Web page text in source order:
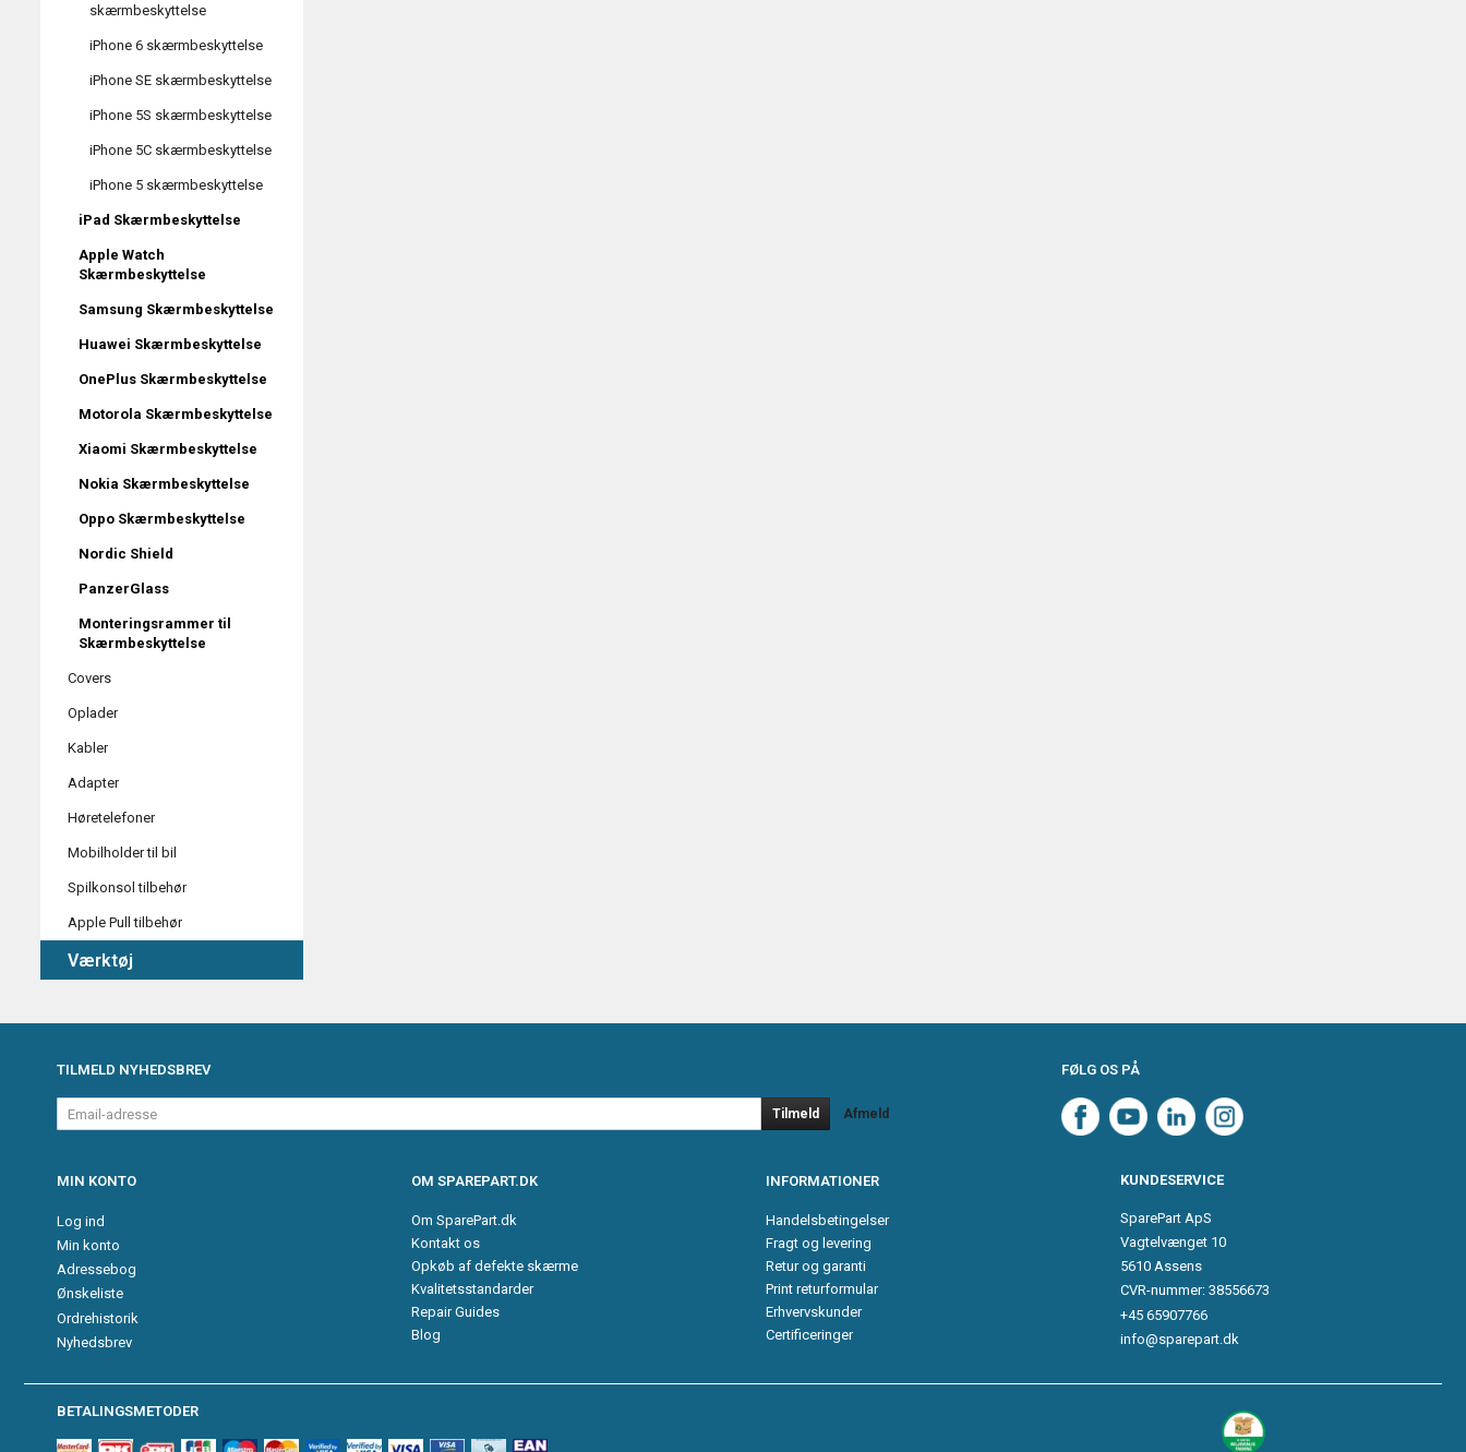
skærmbeskyttelse
iPhone 6 skærmbeskyttelse
iPhone SE skærmbeskyttelse
iPhone 5S skærmbeskyttelse
iPhone 5C skærmbeskyttelse
iPhone 5 skærmbeskyttelse
iPad Skærmbeskyttelse
Apple Watch
Skærmbeskyttelse
Samsung Skærmbeskyttelse
Huawei Skærmbeskyttelse
OnePlus Skærmbeskyttelse
Motorola Skærmbeskyttelse
Xiaomi Skærmbeskyttelse
Nokia Skærmbeskyttelse
Oppo Skærmbeskyttelse
Nordic Shield
PanzerGlass
Monteringsrammer til
Skærmbeskyttelse
Covers
Oplader
Kabler
Adapter
Høretelefoner
Mobilholder til bil
Spilkonsol tilbehør
Apple Pull tilbehør
Værktøj
TILMELD NYHEDSBREV
Email-
adresse
Tilmeld Afmeld
FØLG OS PÅ
MIN KONTO
Log ind
Min konto
Adressebog
Ønskeliste
Ordrehistorik
Nyhedsbrev
OM SPAREPART.DK
Om SparePart.dk
Kontakt os
Opkøb af defekte skærme
Kvalitetsstandarder
Repair Guides
Blog
INFORMATIONER
Handelsbetingelser
Fragt og levering
Retur og garanti
Print returformular
Erhvervskunder
Certificeringer
KUNDESERVICE
SparePart ApS
Vagtelvænget 10
5610 Assens
CVR-nummer: 38556673
+45 65907766
info@sparepart.dk
BETALINGSMETODER